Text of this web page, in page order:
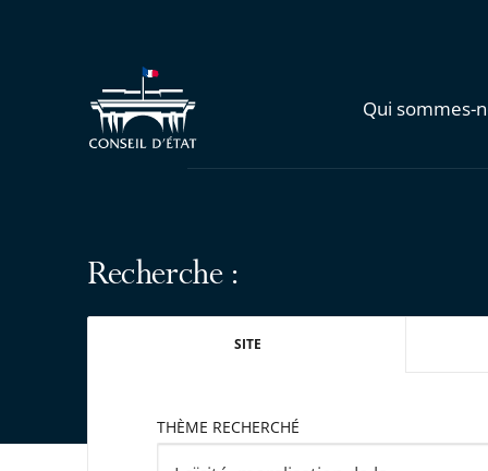
Qui sommes-
Recherche :
SITE
THÈME RECHERCHÉ